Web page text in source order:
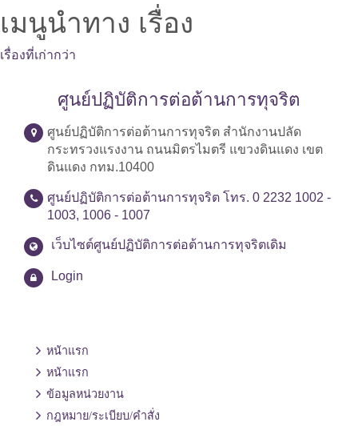
เมนูนำทาง เรื่อง
เรื่องที่เก่ากว่า
ศูนย์ปฏิบัติการต่อต้านการทุจริต
ศูนย์ปฏิบัติการต่อต้านการทุจริต สำนักงานปลัด
กระทรวงแรงงาน ถนนมิตรไมตรี แขวงดินแดง เขต
ดินแดง กทม.10400
ศูนย์ปฏิบัติการต่อต้านการทุจริต โทร. 0 2232 1002 -
1003, 1006 - 1007
เว็บไซต์ศูนย์ปฏิบัติการต่อต้านการทุจริตเดิม
Login
หน้าแรก
หน้าแรก
ข้อมูลหน่วยงาน
กฎหมาย/ระเบียบ/คำสั่ง